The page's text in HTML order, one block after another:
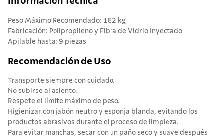
Peso Máximo Recomendado: 182 kg
Fabricación: Polipropileno y Fibra de Vidrio Inyectado
Apilable hasta: 9 piezas
Recomendación de Uso
Transporte siempre con cuidado.
No subirse al asiento.
Respete el límite máximo de peso.
Higienizar con jabón neutro y esponja blanda, evitando los
productos abrasivos durante el proceso de limpieza.
Para evitar manchas, secar con un paño seco y suave después